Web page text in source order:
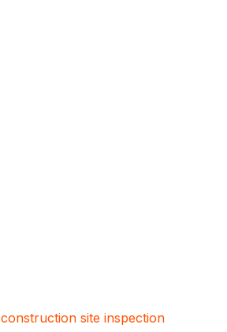
construction site inspection